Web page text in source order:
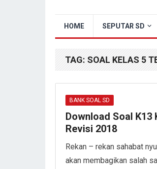
HOME SEPUTAR SD
TAG: SOAL KELAS 5
BANK SOAL SD
Download Soal K13
Revisi 2018
Rekan – rekan sahabat
akan membagikan salah